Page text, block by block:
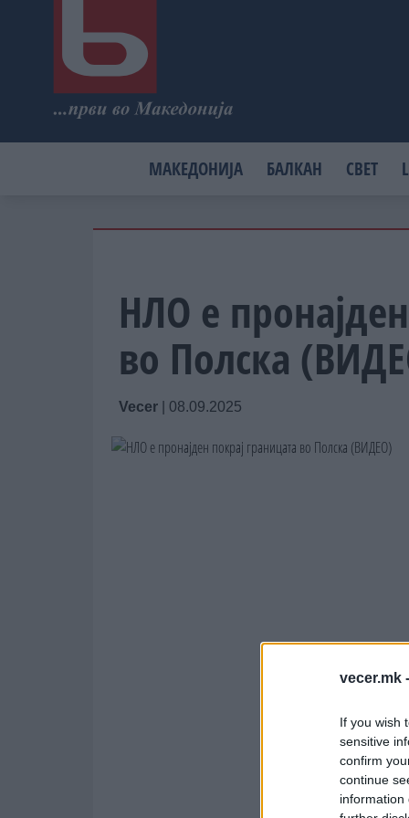
vecer.mk -
If you wish
sensitive
confirm
continue
information
МАКЕДОНИЈА БАЛКАН СВЕТ
НЛО е
во Полска
Vecer 08.09.2025